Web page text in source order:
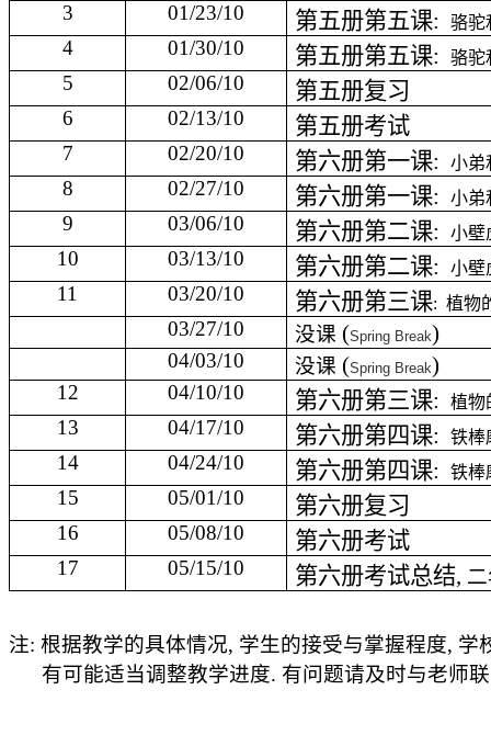
3 01/23/10 第五册第五课:骆驼
4 01/30/10 第五册第五课:骆驼
5 02/06/10 第五册复习
6 02/13/10 第五册考试
7 02/20/10 第六册第一课:小弟
8 02/27/10 第六册第一课:小弟
9 03/06/10 第六册第二课:小壁
10 03/13/10 第六册第二课:小壁
11 03/20/10 第六册第三课:植物
03/27/10 没课 (Spring Break)
04/03/10 没课 (Spring Break)
12 04/10/10 第六册第三课:植物
13 04/17/10 第六册第四课:铁棒
14 04/24/10 第六册第四课:铁棒
15 05/01/10 第六册复习
16 05/08/10 第六册考试
17 05/15/10 第六册考试总结,
注: 根据教学的具体情况, 学生的接受与掌握程度, 学
有可能适当调整教学进度. 有问题请及时与老师